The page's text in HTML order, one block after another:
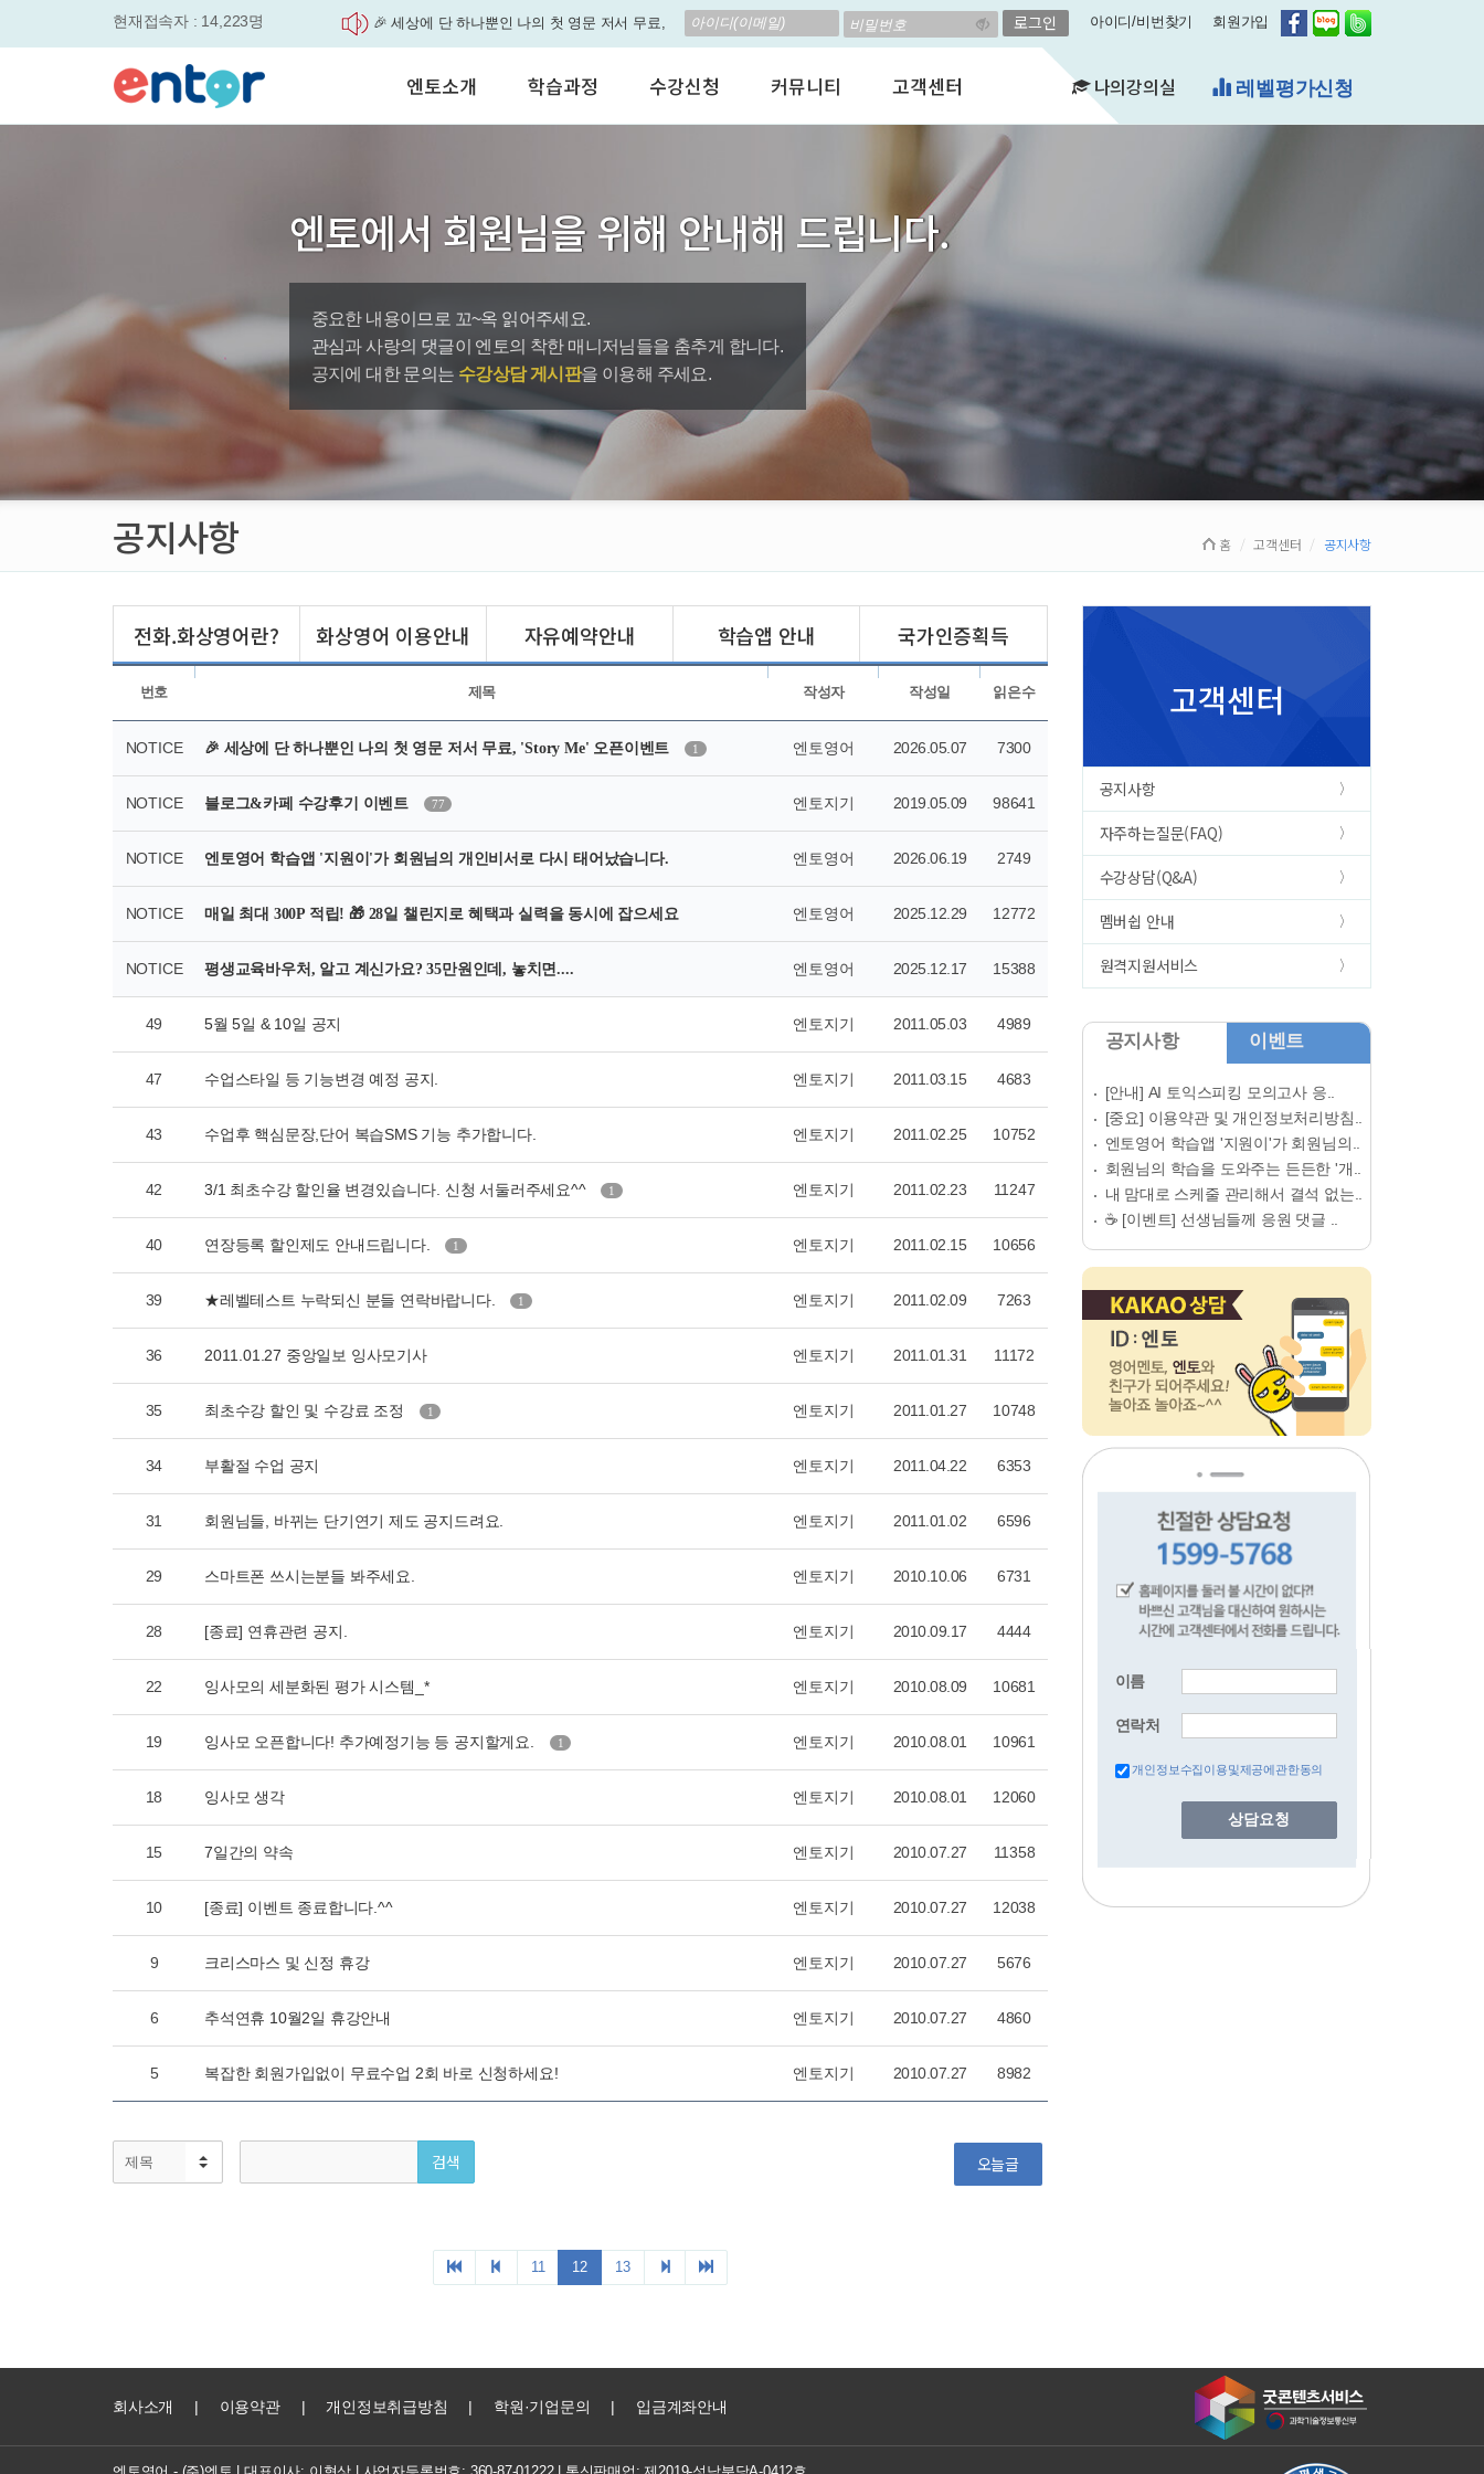
현재접속자 : 14,223명
🎉 세상에 단 하나뿐인 나의 첫 영문 저서 무료,
'Story Me' 오픈이벤트
실력을 동시에 잡으세요
었습니다.
엔토영어 학습앱 '지원이'가 회원님의 개인비서
로 다시 태어났습니다.
아이디/비번찾기 회원가입
바로가기
회사소개
인터뷰영어
수업교재안내
AI 수강신청
AI뉴스룸
웹진스토리
대박이벤트
퀘스트랭킹 🏆
자주하는질문(FAQ)
수강상담(Q&A)
멤버쉽 안내
원격지원서비스
쿠폰관리
결제내역
엔토소개 학습과정 수강신청 커뮤니티 고객센터 나의강의실 레벨평가신청
엔토에서 회원님을 위해 안내해 드립니다.
중요한 내용이므로 꼬~옥 읽어주세요.
관심과 사랑의 댓글이 엔토의 착한 매니저님들을 춤추게 합니다.
공지에 대한 문의는 수강상담 게시판을 이용해 주세요.
공지사항 홈 고객센터 공지사항
전화.화상영어란? 화상영어 이용안내 자유예약안내 학습앱 안내 국가인증획득
번호 제목 작성자 작성일 읽은수
NOTICE 🎉 세상에 단 하나뿐인 나의 첫 영문 저서 무료, 'Story Me' 오픈이벤트 1 엔토영어 2026.05.07 7300
NOTICE 블로그&카페 수강후기 이벤트 77 엔토지기 2019.05.09 98641
NOTICE 엔토영어 학습앱 '지원이'가 회원님의 개인비서로 다시 태어났습니다. 엔토영어 2026.06.19 2749
NOTICE 매일 최대 300P 적립! 🎁 28일 챌린지로 혜택과 실력을 동시에 잡으세요 엔토영어 2025.12.29 12772
NOTICE 평생교육바우처, 알고 계신가요? 35만원인데, 놓치면.... 엔토영어 2025.12.17 15388
49 5월 5일 & 10일 공지 엔토지기 2011.05.03 4989
47 수업스타일 등 기능변경 예정 공지. 엔토지기 2011.03.15 4683
43 수업후 핵심문장,단어 복습SMS 기능 추가합니다. 엔토지기 2011.02.25 10752
42 3/1 최초수강 할인율 변경있습니다. 신청 서둘러주세요^^ 1 엔토지기 2011.02.23 11247
40 연장등록 할인제도 안내드립니다. 1 엔토지기 2011.02.15 10656
39 ★레벨테스트 누락되신 분들 연락바랍니다. 1 엔토지기 2011.02.09 7263
36 2011.01.27 중앙일보 잉사모기사 엔토지기 2011.01.31 11172
35 최초수강 할인 및 수강료 조정 1 엔토지기 2011.01.27 10748
34 부활절 수업 공지 엔토지기 2011.04.22 6353
31 회원님들, 바뀌는 단기연기 제도 공지드려요. 엔토지기 2011.01.02 6596
29 스마트폰 쓰시는분들 봐주세요. 엔토지기 2010.10.06 6731
28 [종료] 연휴관련 공지. 엔토지기 2010.09.17 4444
22 잉사모의 세분화된 평가 시스템_* 엔토지기 2010.08.09 10681
19 잉사모 오픈합니다! 추가예정기능 등 공지할게요. 1 엔토지기 2010.08.01 10961
18 잉사모 생각 엔토지기 2010.08.01 12060
15 7일간의 약속 엔토지기 2010.07.27 11358
10 [종료] 이벤트 종료합니다.^^ 엔토지기 2010.07.27 12038
9 크리스마스 및 신정 휴강 엔토지기 2010.07.27 5676
6 추석연휴 10월2일 휴강안내 엔토지기 2010.07.27 4860
5 복잡한 회원가입없이 무료수업 2회 바로 신청하세요! 엔토지기 2010.07.27 8982
오늘글
11 12 13
고객센터
공지사항
자주하는질문(FAQ)
수강상담(Q&A)
멤버쉽 안내
원격지원서비스
공지사항 이벤트
[안내] AI 토익스피킹 모의고사 응..
[중요] 이용약관 및 개인정보처리방침..
엔토영어 학습앱 '지원이'가 회원님의..
회원님의 학습을 도와주는 든든한 '개..
내 맘대로 스케줄 관리해서 결석 없는..
☕ [이벤트] 선생님들께 응원 댓글 ..
이름
연락처
개인정보수집이용및제공에관한동의
상담요청
회사소개 | 이용약관 | 개인정보취급방침 | 학원·기업문의 | 입금계좌안내